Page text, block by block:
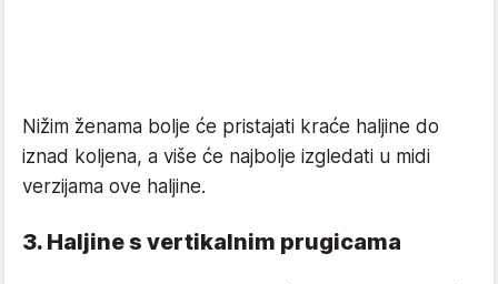
Nižim ženama bolje će pristajati kraće haljine do
iznad koljena, a više će najbolje izgledati u midi
verzijama ove haljine.
3. Haljine s vertikalnim prugicama